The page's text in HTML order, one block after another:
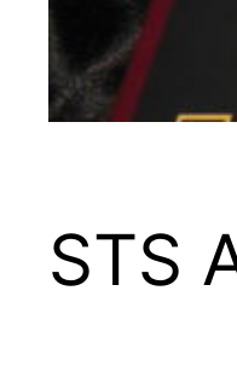
STS